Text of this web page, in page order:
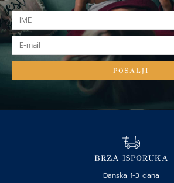
IME
mail
POSALJI
BRZA ISPORUKA
Danska 1-3 dana